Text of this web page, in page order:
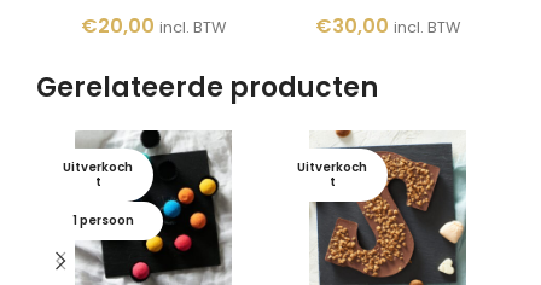
€20,00 incl. BTW
€30,00 incl. BTW
Gerelateerde producten
Uitverkoch
t
1 persoon
Uitverkoch
t